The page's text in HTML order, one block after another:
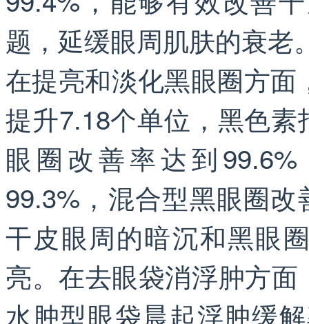
题，延缓眼周肌肤的衰老
在提亮和淡化黑眼圈方
提升7.18个单位，黑色
眼圈改善率达到
99.3%，混合型黑眼圈
干皮眼周的暗沉和黑眼
亮。在去眼袋消浮肿方
水肿型眼袋晨起浮肿缓